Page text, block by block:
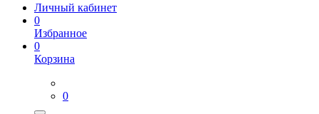
Личный кабинет
0
Избранное
0
Корзина
0